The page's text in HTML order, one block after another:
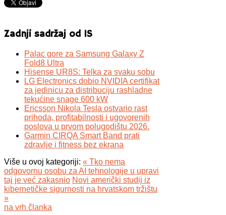
Zadnji sadržaj od IS
Palac gore za Samsung Galaxy Z
Fold8 Ultra
Hisense UR8S: Telka za svaku sobu
LG Electronics dobio NVIDIA certifikat
za jedinicu za distribuciju rashladne
tekućine snage 600 kW
Ericsson Nikola Tesla ostvario rast
prihoda, profitabilnosti i ugovorenih
poslova u prvom polugodištu 2026.
Garmin CIRQA Smart Band prati
zdravlje i fitness bez ekrana
Više u ovoj kategoriji: « Tko nema
odgovornu osobu za AI tehnologije u upravi
taj je već zakasnio Novi američki studij iz
kibernetičke sigurnosti na hrvatskom tržištu
»
na vrh članka